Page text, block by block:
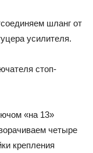
шланг от
усилителя.
стоп-
«на 13»
четыре
крепления